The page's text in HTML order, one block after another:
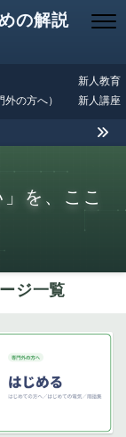
の解説
の方へ）
新人教育
新人講座
を、ここ